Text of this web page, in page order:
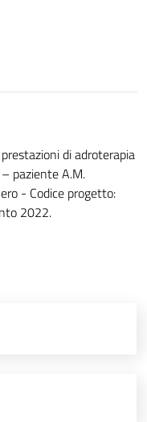
di adroterapia
paziente A.M.
- Codice progetto:
2022.